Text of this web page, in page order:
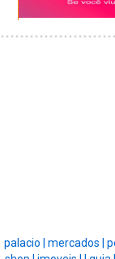
palacio | mercados |